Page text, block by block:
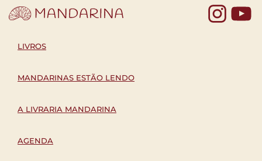
LIVROS
MANDARINAS ESTÃO LENDO
A LIVRARIA MANDARINA
AGENDA